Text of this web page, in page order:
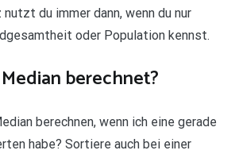
du immer dann, wenn du nur
oder Population kennst.
berechnet?
berechnen, wenn ich eine gerade
habe? Sortiere auch bei einer